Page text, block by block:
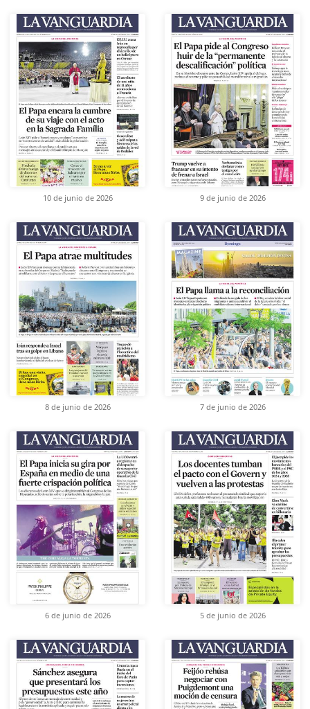
10 de junio de 2026 9 de junio de 2026
8 de junio de 2026 7 de junio de 2026
6 de junio de 2026 5 de junio de 2026